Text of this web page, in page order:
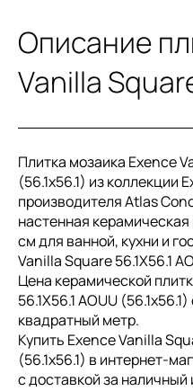
Описание
Vanilla
Плитка мозаика Exence
(56.1x56.1) из коллекции
производителя Atlas
настенная керамическая
см для ванной, кухни и
Vanilla Square 56.1X56.1
Цена керамической
56.1X56.1 AOUU
квадратный метр.
Купить Exence Vanilla
(56.1x56.1) в интернет-
с доставкой за